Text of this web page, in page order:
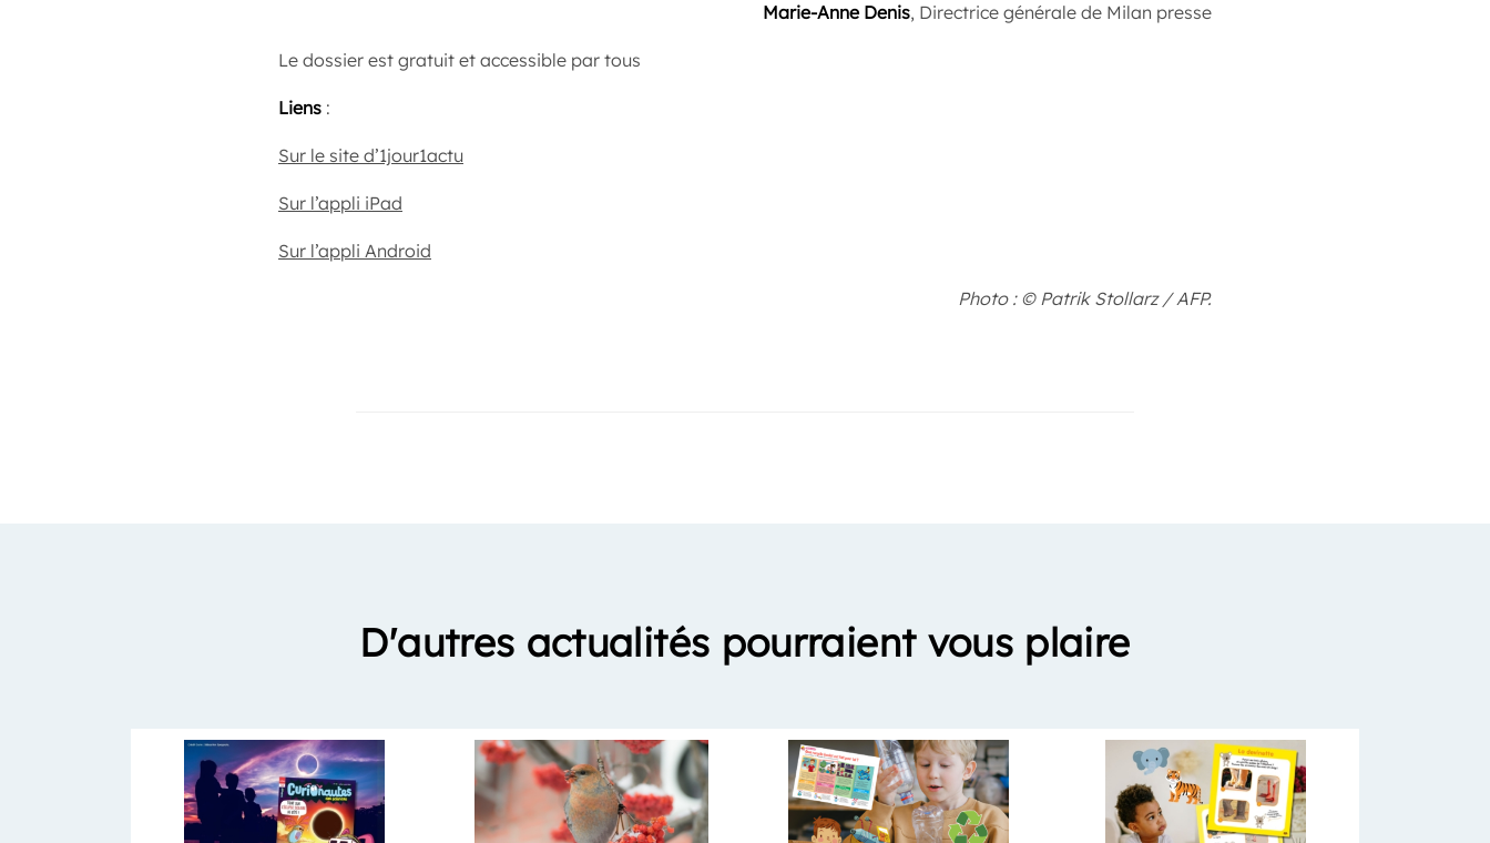
Marie-Anne Denis, Directrice générale de Milan presse
Le dossier est gratuit et accessible par tous
Liens :
Sur le site d’1jour1actu
Sur l’appli iPad
Sur l’appli Android
Photo : © Patrik Stollarz / AFP.
D'autres actualités pourraient vous plaire